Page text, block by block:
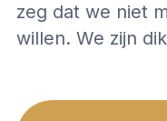
zeg dat we niet
willen. We zijn